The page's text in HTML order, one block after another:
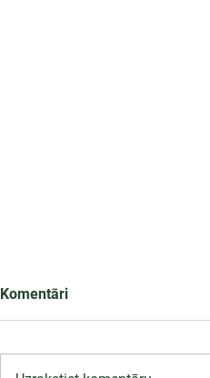
Komentāri